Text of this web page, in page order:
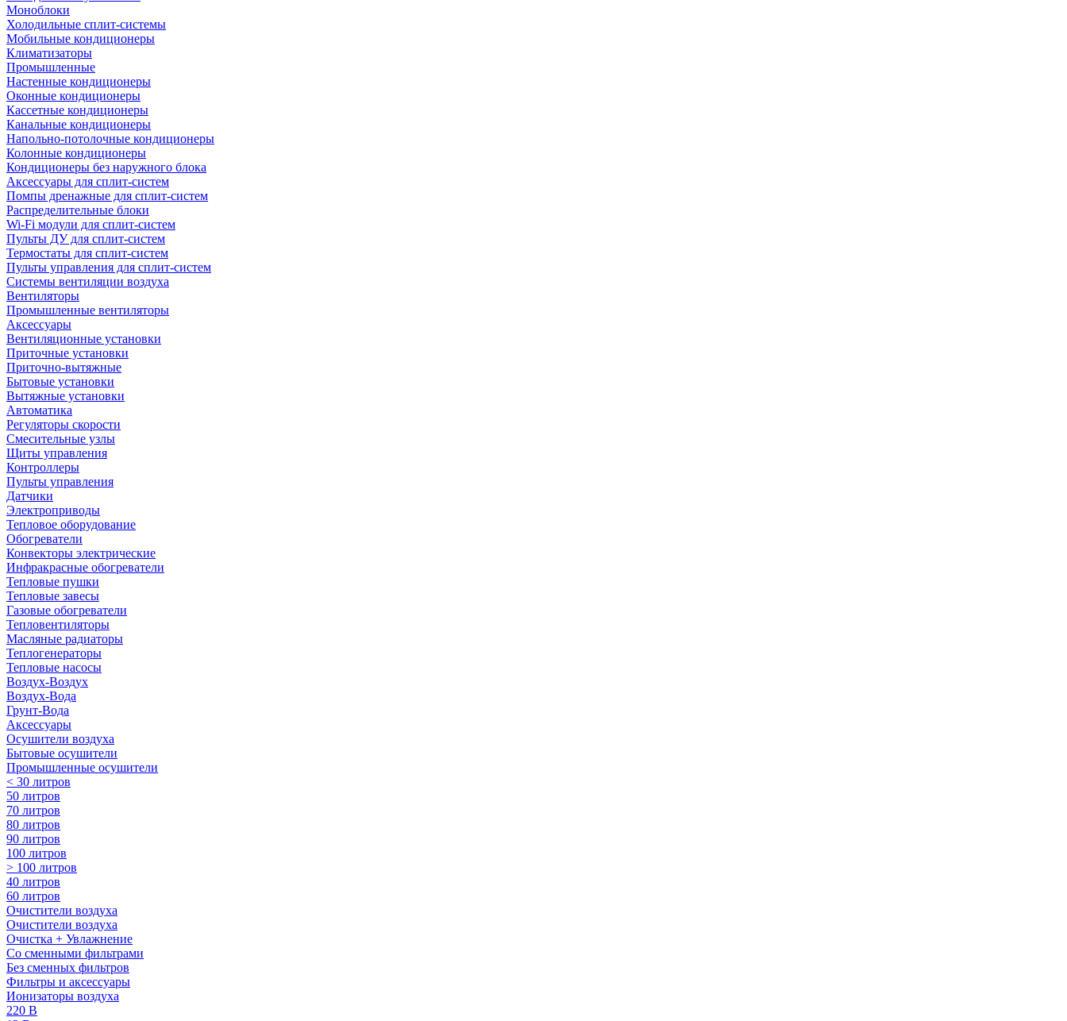
Моноблоки
Холодильные сплит-системы
Мобильные кондиционеры
Климатизаторы
Промышленные
Настенные кондиционеры
Оконные кондиционеры
Кассетные кондиционеры
Канальные кондиционеры
Напольно-потолочные кондиционеры
Колонные кондиционеры
Кондиционеры без наружного блока
Аксессуары для сплит-систем
Помпы дренажные для сплит-систем
Распределительные блоки
Wi-Fi модули для сплит-систем
Пульты ДУ для сплит-систем
Термостаты для сплит-систем
Пульты управления для сплит-систем
Системы вентиляции воздуха
Вентиляторы
Промышленные вентиляторы
Аксессуары
Вентиляционные установки
Приточные установки
Приточно-вытяжные
Бытовые установки
Вытяжные установки
Автоматика
Регуляторы скорости
Смесительные узлы
Щиты управления
Контроллеры
Пульты управления
Датчики
Электроприводы
Тепловое оборудование
Обогреватели
Конвекторы электрические
Инфракрасные обогреватели
Тепловые пушки
Тепловые завесы
Газовые обогреватели
Тепловентиляторы
Масляные радиаторы
Теплогенераторы
Тепловые насосы
Воздух-Воздух
Воздух-Вода
Грунт-Вода
Аксессуары
Осушители воздуха
Бытовые осушители
Промышленные осушители
< 30 литров
50 литров
70 литров
80 литров
90 литров
100 литров
> 100 литров
40 литров
60 литров
Очистители воздуха
Очистители воздуха
Очистка + Увлажнение
Cо сменными фильтрами
Без сменных фильтров
Фильтры и аксессуары
Ионизаторы воздуха
220 В